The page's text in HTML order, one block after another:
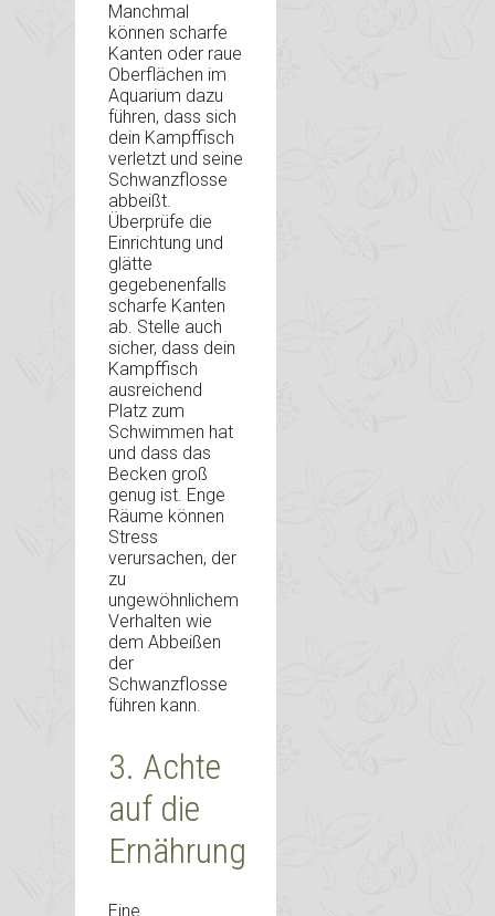
Manchmal
können scharfe
Kanten oder raue
Oberflächen im
Aquarium dazu
führen, dass sich
dein Kampffisch
verletzt und seine
Schwanzflosse
abbeißt.
Überprüfe die
Einrichtung und
glätte
gegebenenfalls
scharfe Kanten
ab. Stelle auch
sicher, dass dein
Kampffisch
ausreichend
Platz zum
Schwimmen hat
und dass das
Becken groß
genug ist. Enge
Räume können
Stress
verursachen, der
zu
ungewöhnlichem
Verhalten wie
dem Abbeißen
der
Schwanzflosse
führen kann.
3. Achte
auf die
Ernährung
Eine